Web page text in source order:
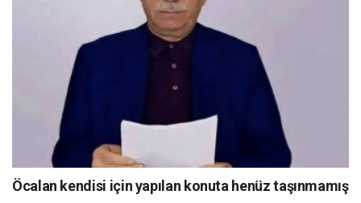
Öcalan kendisi için yapılan konuta henüz taşınmamış